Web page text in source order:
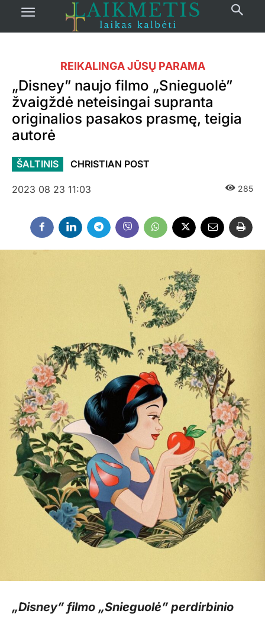
REIKALINGA JŪSŲ PARAMA
„Disney” naujo filmo „Snieguolė”
žvaigždė neteisingai supranta
originalios pasakos prasmę, teigia
autorė
ŠALTINIS CHRISTIAN POST
2023 08 23 11:03 285
„Disney” filmo „Snieguolė” perdirbinio